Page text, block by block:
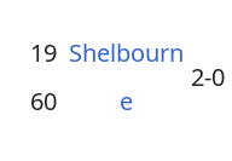
19
60
Shelbourn
e
2-0